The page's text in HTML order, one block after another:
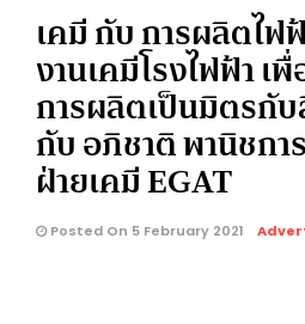
เคมี กับ การผลิตไฟ
งานเคมีโรงไฟฟ้า
การผลิตเป็นมิตรกั
กับ อภิชาติ พานิชกา
ฝ่ายเคมี EGAT
Posted On 5 February 2021